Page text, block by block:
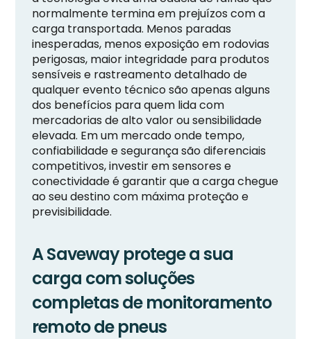
normalmente termina em prejuízos com a
carga transportada. Menos paradas
inesperadas, menos exposição em rodovias
perigosas, maior integridade para produtos
sensíveis e rastreamento detalhado de
qualquer evento técnico são apenas alguns
dos benefícios para quem lida com
mercadorias de alto valor ou sensibilidade
elevada. Em um mercado onde tempo,
confiabilidade e segurança são diferenciais
competitivos, investir em sensores e
conectividade é garantir que a carga chegue
ao seu destino com máxima proteção e
previsibilidade.
A Saveway protege a sua
carga com soluções
completas de monitoramento
remoto de pneus